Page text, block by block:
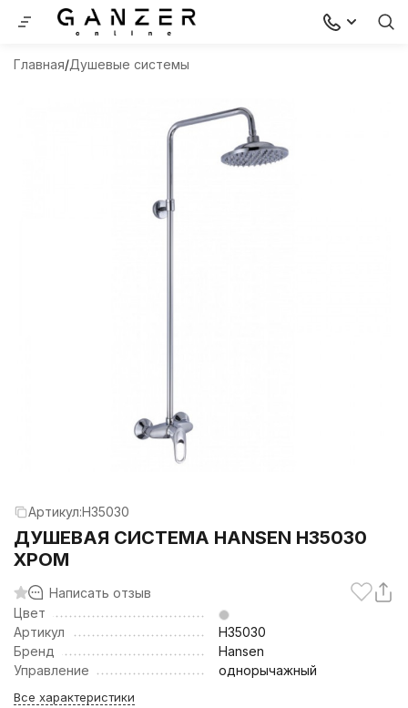
Главная Душевые системы
Артикул:H35030
ДУШЕВАЯ СИСТЕМА HANSEN H35030
ХРОМ
Написать отзыв
Цвет
Артикул
H35030
Бренд
Hansen
Управление
однорычажный
Все характеристики